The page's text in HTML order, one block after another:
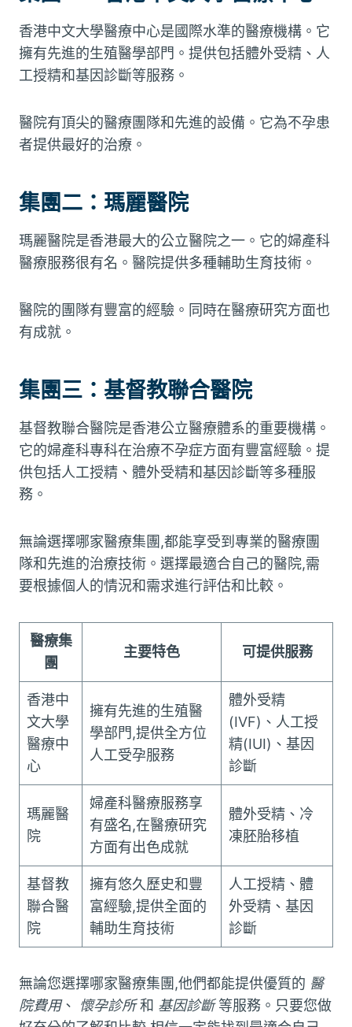
香港中文大學醫療中心是國際水準的醫療機構。它
擁有先進的生殖醫學部門。提供包括體外受精、人
工授精和基因診斷等服務。
醫院有頂尖的醫療團隊和先進的設備。它為不孕患
者提供最好的治療。
集團二：瑪麗醫院
瑪麗醫院是香港最大的公立醫院之一。它的婦產科
醫療服務很有名。醫院提供多種輔助生育技術。
醫院的團隊有豐富的經驗。同時在醫療研究方面也
有成就。
集團三：基督教聯合醫院
基督教聯合醫院是香港公立醫療體系的重要機構。
它的婦產科專科在治療不孕症方面有豐富經驗。提
供包括人工授精、體外受精和基因診斷等多種服
務。
無論選擇哪家醫療集團,都能享受到專業的醫療團
隊和先進的治療技術。選擇最適合自己的醫院,需
要根據個人的情況和需求進行評估和比較。
醫療集
團
主要特色 可提供服務
香港中
文大學
醫療中
心
擁有先進的生殖醫
學部門,提供全方位
人工受孕服務
體外受精
(IVF)、人工授
精(IUI)、基因
診斷
瑪麗醫
院
婦產科醫療服務享
有盛名,在醫療研究
方面有出色成就
體外受精、冷
凍胚胎移植
基督教
聯合醫
院
擁有悠久歷史和豐
富經驗,提供全面的
輔助生育技術
人工授精、體
外受精、基因
診斷
無論您選擇哪家醫療集團,他們都能提供優質的 醫
院費用、 懷孕診所和 基因診斷等服務。只要您做